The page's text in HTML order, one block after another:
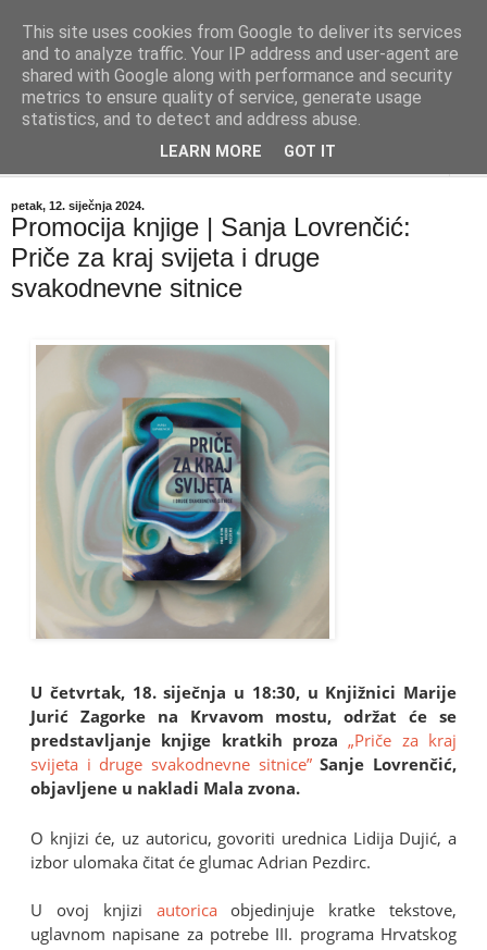
"Kvaka"
Časopis za književnost ISSN 2459-5632
petak, 12. siječnja 2024.
Promocija knjige | Sanja Lovrenčić:
Priče za kraj svijeta i druge
svakodnevne sitnice
U četvrtak, 18. siječnja u 18:30, u Knjižnici Marije
Jurić Zagorke na Krvavom mostu, održat će se
predstavljanje knjige kratkih proza„Priče za kraj
svijeta i druge svakodnevne sitnice”Sanje Lovrenčić,
objavljene u nakladi Mala zvona.
O knjizi će, uz autoricu, govoriti urednica Lidija Dujić, a
izbor ulomaka čitat će glumac Adrian Pezdirc.
U ovoj knjizi autoricaobjedinjuje kratke tekstove,
uglavnom napisane za potrebe III. programa Hrvatskog
This site uses cookies from Google to deliver its services
and to analyze traffic. Your IP address and user-agent are
shared with Google along with performance and security
metrics to ensure quality of service, generate usage
statistics, and to detect and address abuse.
LEARN MORE GOT IT